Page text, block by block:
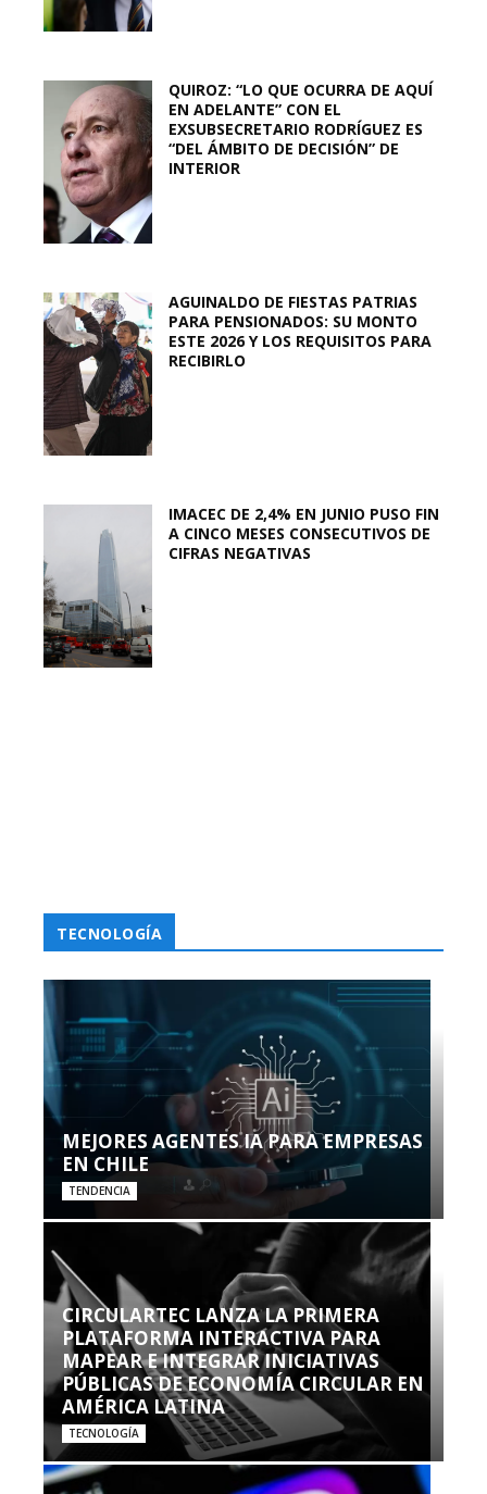
QUIROZ: “LO QUE OCURRA DE AQUÍ
EN ADELANTE” CON EL
EXSUBSECRETARIO RODRÍGUEZ ES
“DEL ÁMBITO DE DECISIÓN” DE
INTERIOR
AGUINALDO DE FIESTAS PATRIAS
PARA PENSIONADOS: SU MONTO
ESTE 2026 Y LOS REQUISITOS PARA
RECIBIRLO
IMACEC DE 2,4% EN JUNIO PUSO FIN
A CINCO MESES CONSECUTIVOS DE
CIFRAS NEGATIVAS
TECNOLOGÍA
MEJORES AGENTES IA PARA EMPRESAS
EN CHILE
TENDENCIA
CIRCULARTEC LANZA LA PRIMERA
PLATAFORMA INTERACTIVA PARA
MAPEAR E INTEGRAR INICIATIVAS
PÚBLICAS DE ECONOMÍA CIRCULAR EN
AMÉRICA LATINA
TECNOLOGÍA